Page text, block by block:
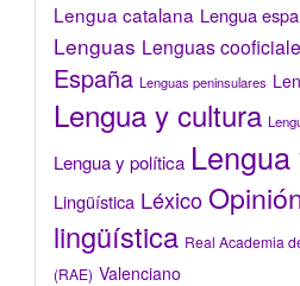
Lengua catalana Lengua
Lenguas Lenguas
España Lenguas peninsulares
Lengua y cultura
Lengua y política
Lingüística Léxico
lingüística Real Academia
(RAE) Valenciano